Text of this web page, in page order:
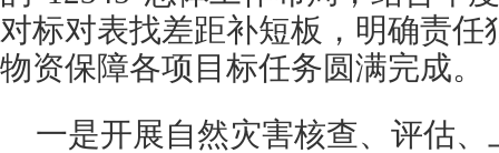
对标对表找差距补短板，明确责
物资保障各项目标任务圆满完成。
一是开展自然灾害核查、评估